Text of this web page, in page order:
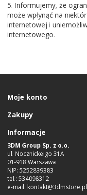
5. Informujemy, że
może wpłynąć na
internetowej i
internetowego.
Moje konto
Zakupy
Informacje
3DM Group Sp. z o.o.
ul. Nocznickeigo 31A
01-918 Warszawa
NIP: 5252839383
tel.: 534098312
e-mail: kontakt@3dmstore.pl